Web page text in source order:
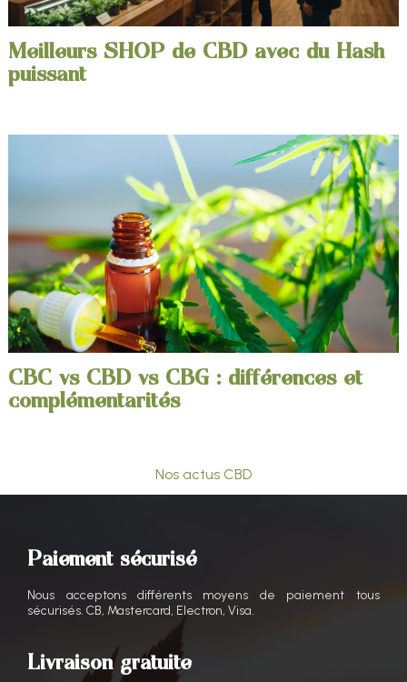
Meilleurs SHOP de CBD avec du Hash
puissant
CBC vs CBD vs CBG : différences et
complémentarités
Nos actus CBD
Paiement sécurisé
Nous acceptons différents moyens de paiement tous
sécurisés. CB, Mastercard, Electron, Visa.
Livraison gratuite